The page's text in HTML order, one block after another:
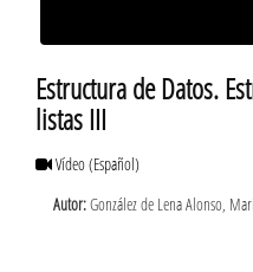
Estructura de Datos.
listas III
Vídeo(Español)
Autor:González de Lena Alonso,